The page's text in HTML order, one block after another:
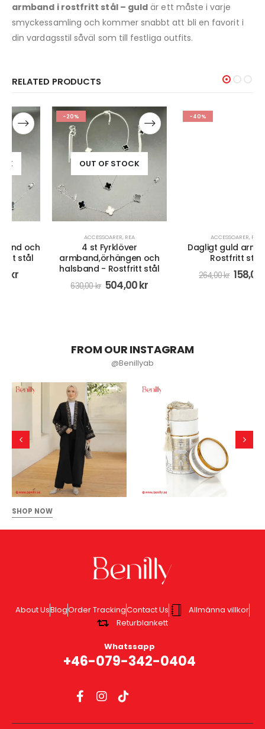
armband i rostfritt stål – guld är ett måste i varje
smyckessamling och kommer snabbt att bli en favorit i
din vardagsstil såväl som till festliga outfits.
RELATED PRODUCTS
-20%
OUT OF STOCK
,REA
4 st Fyrklöver
armband,örhängen och
halsband - Rostfritt stål
504,00kr
-40%
,REA
Dagligt guld armband-
Rostfritt stål
264,00 158,00kr
FROM OUR INSTAGRAM
@Benillyab
SHOP NOW
About UsBlogOrder TrackingContact Us
Allmänna villkor
Returblankett
Whatssapp
+46-079-342-0404